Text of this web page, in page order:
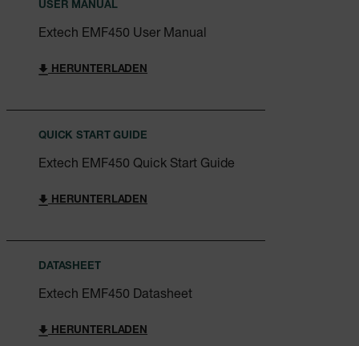
USER MANUAL
Extech EMF450 User Manual
HERUNTERLADEN
QUICK START GUIDE
Extech EMF450 Quick Start Guide
HERUNTERLADEN
DATASHEET
Extech EMF450 Datasheet
HERUNTERLADEN